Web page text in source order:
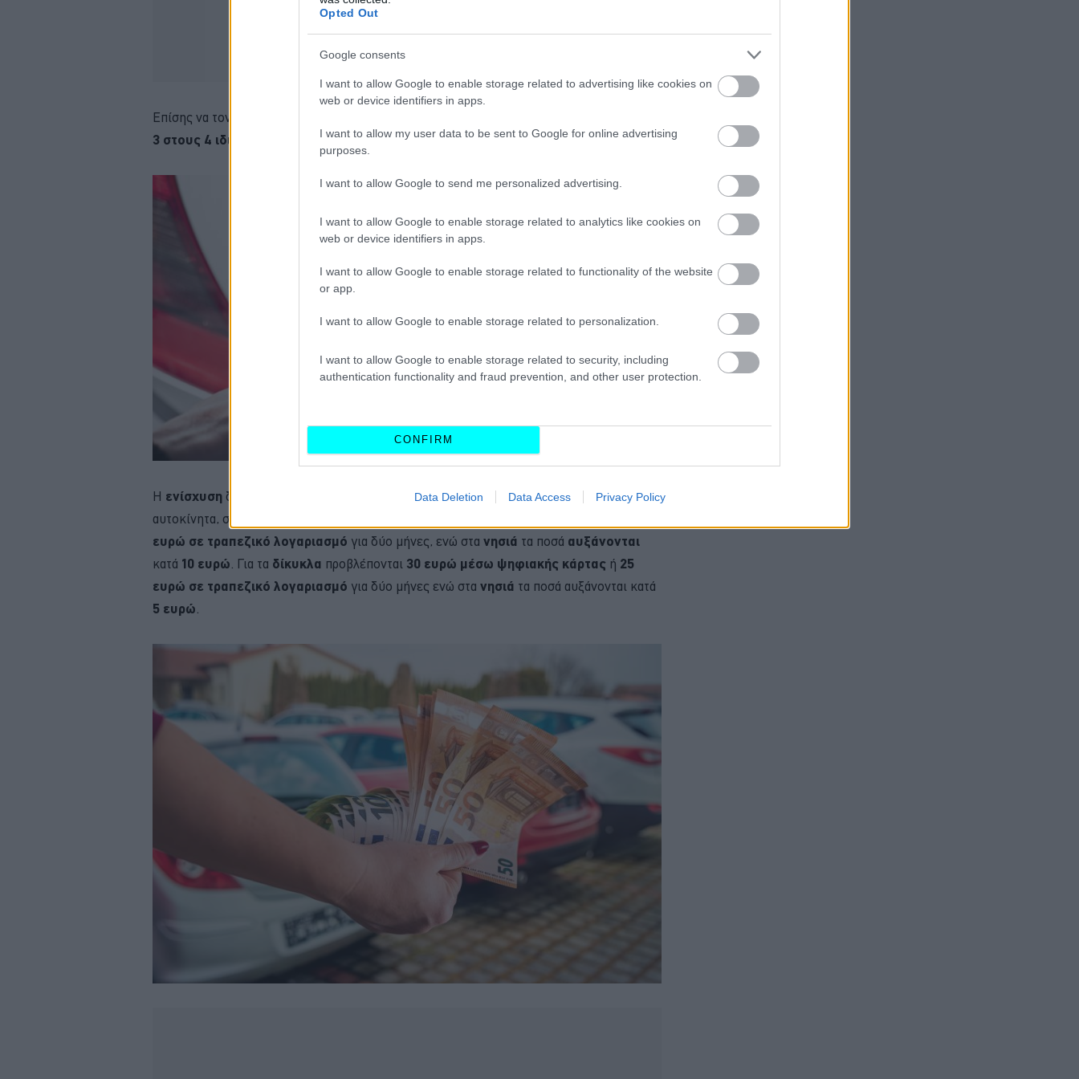
Opted Out
Google consents
I want to allow Google to enable storage related to advertising like cookies on
web or device identifiers in apps.
I want to allow my user data to be sent to Google for online advertising
purposes.
I want to allow Google to send me personalized advertising.
I want to allow Google to enable storage related to analytics like cookies on
web or device identifiers in apps.
I want to allow Google to enable storage related to functionality of the website
or app.
I want to allow Google to enable storage related to personalization.
I want to allow Google to enable storage related to security, including
authentication functionality and fraud prevention, and other user protection.
CONFIRM
Data Deletion Data Access Privacy Policy
Επίσης να τονίσουμε ότι το
3 στους 4 ιδιοκτήτες οχημάτων.
Η ενίσχυση διαφοροποιείται ανάλογα με την περιοχή και τον τρόπο καταβολής. Για τα
αυτοκίνητα, στις αστικές περιοχές προβλέπονται
ευρώ σε τραπεζικό λογαριασμό για δύο μήνες, ενώ στα νησιά τα ποσά αυξάνονται
κατά 10 ευρώ. Για τα δίκυκλα προβλέπονται 30 ευρώ μέσω ψηφιακής κάρτας ή 25
ευρώ σε τραπεζικό λογαριασμό για δύο μήνες ενώ στα νησιά τα ποσά αυξάνονται κατά
5 ευρώ.